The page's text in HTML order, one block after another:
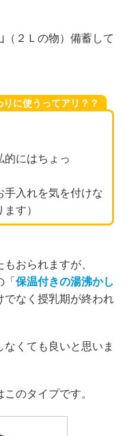
２Ｌの物）備蓄して
に使うってアリ？？
的にはちょっ
手入れを気を付けな
す）
もおられますが、
保温付きの湯沸かし
でなく授乳期が終われ
くても良いと思いま
のタイプです。